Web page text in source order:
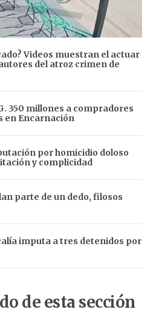
Videos muestran el actuar
del atroz crimen de
350 millones a compradores
en Encarnación
por homicidio doloso
y complicidad
parte de un dedo, filosos
imputa a tres detenidos por
de esta sección